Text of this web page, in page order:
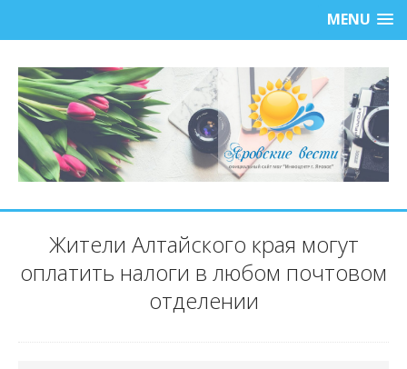
MENU
Жители Алтайского края могут
оплатить налоги в любом почтовом
отделении